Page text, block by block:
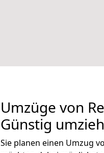
Umzüge von
Günstig
Sie planen einen Umzug